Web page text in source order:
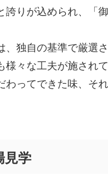
誇りが込められ、「
、独自の基準で厳選
様々な工夫が施されて
わってできた味、そ
見学